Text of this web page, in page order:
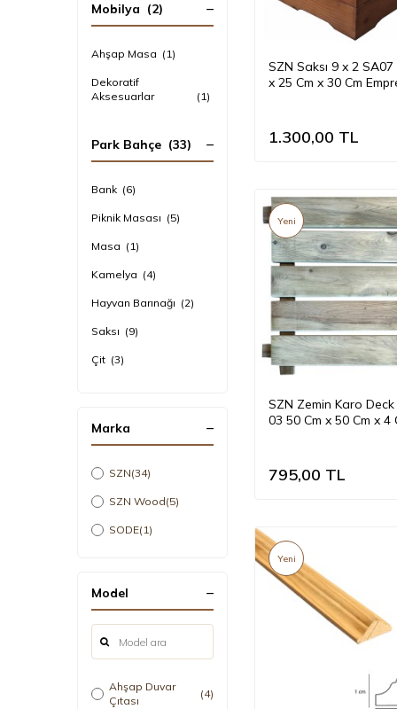
Mobilya (2)
Ahşap Masa (1)
Dekoratif
Aksesuarlar
(1)
Park Bahçe (33)
Bank (6)
Piknik Masası (5)
Masa (1)
Kamelya (4)
Hayvan Barınağı (2)
Saksı (9)
Çit (3)
Marka
SZN(34)
SZN Wood(5)
SODE(1)
Model
Ahşap Duvar
Çıtası
(4)
SZN Saksı 9 x 2 SA07
x 25 Cm x 30 Cm
1.300,00 TL
Yeni
SZN Zemin Karo Deck
03 50 Cm x 50 Cm x 4
795,00 TL
Yeni